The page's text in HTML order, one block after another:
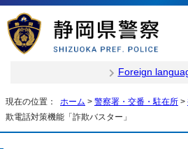
Foreign
現在の位置： ホーム > 警察署・交番・駐在所 >
欺電話対策機能「詐欺バスター」